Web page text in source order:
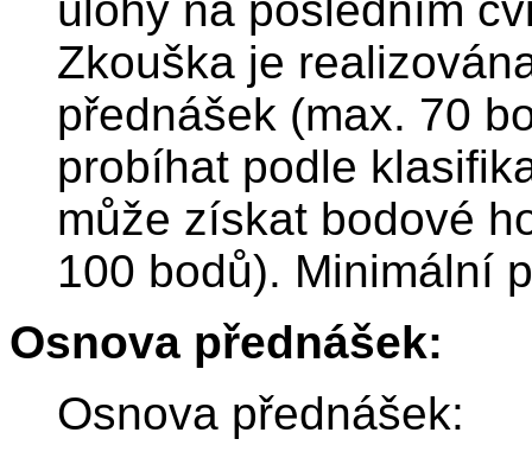
úlohy na posledním
Zkouška je
přednášek (max. 70
probíhat podle
může získat bodové
100 bodů). Minimální
Osnova přednášek:
Osnova přednášek: